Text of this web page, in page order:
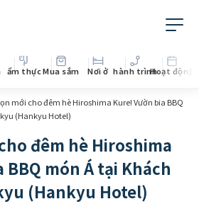
ẩm thựcMua sắm Nơi ở hành trìnhHoạt động
mới cho đêm hè Hiroshima Kure! Vườn bia BBQ
(Hankyu Hotel)
đêm hè Hiroshima
BBQ món Á tại Khách
(Hankyu Hotel)